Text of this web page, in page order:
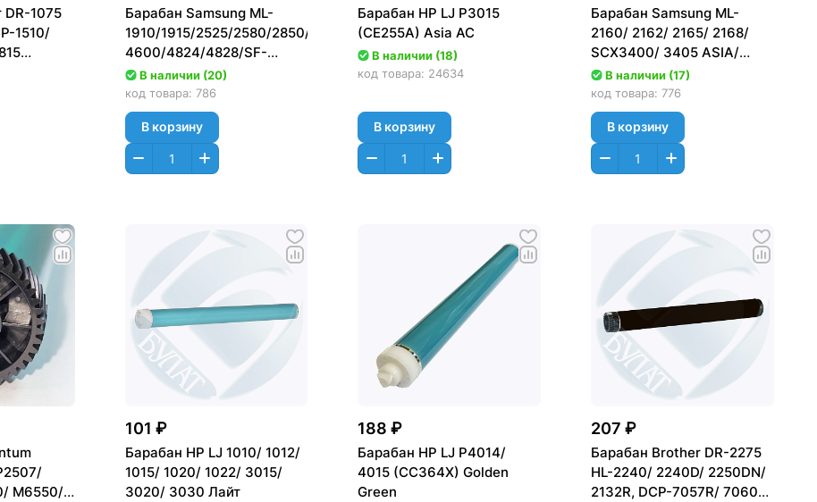
1075
1510/
Барабан Samsung ML-
1910/1915/2525/2580/2850/SCX-
4600/4824/4828/SF-
650/650P/Xerox
Phaser3140/3150 Asia
В наличии (20)
код товара: 786
В корзину
Барабан HP LJ P3015
(CE255A) Asia AC
В наличии (18)
код товара: 24634
В корзину
Барабан Samsung ML-
2160/ 2162/ 2165/ 2168/
SCX3400/ 3405 ASIA/
Лайт/GG
В наличии (17)
код товара: 776
В корзину
M6550/
101 ₽
Барабан HP LJ 1010/ 1012/
1015/ 1020/ 1022/ 3015/
3020/ 3030 Лайт
188 ₽
Барабан HP LJ P4014/
4015 (CC364X) Golden
Green
207 ₽
Барабан Brother DR-2275
HL-2240/ 2240D/ 2250DN/
2132R, DCP-7057R/ 7060/